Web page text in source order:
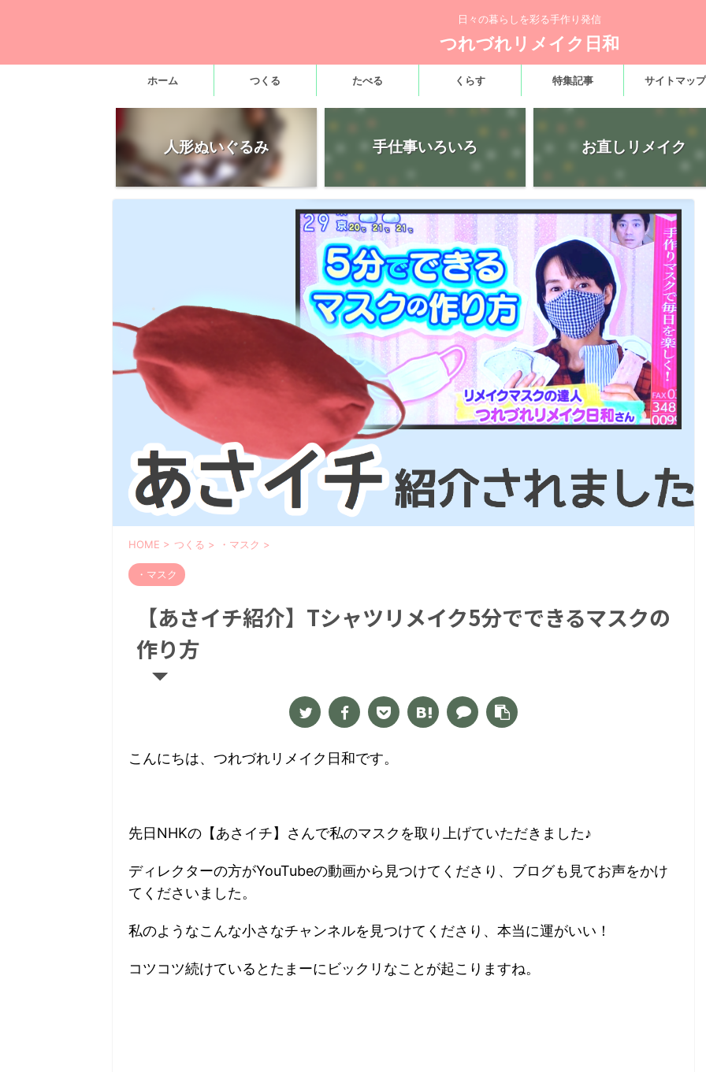
日々の暮らしを彩る手作り発信
つれづれリメイク日和
ホーム つくる たべる くらす 特集記事 サイトマップ
人形ぬいぐるみ 手仕事いろいろ お直しリメイク
HOME > つくる > ・マスク >
・マスク
【あさイチ紹介】Tシャツリメイク5分でできるマスクの
作り方
こんにちは、つれづれリメイク日和です。
先日NHKの【あさイチ】さんで私のマスクを取り上げていただきました♪
ディレクターの方がYouTubeの動画から見つけてくださり、ブログも見てお声をかけ
てくださいました。
私のようなこんな小さなチャンネルを見つけてくださり、本当に運がいい！
コツコツ続けているとたまーにビックリなことが起こりますね。